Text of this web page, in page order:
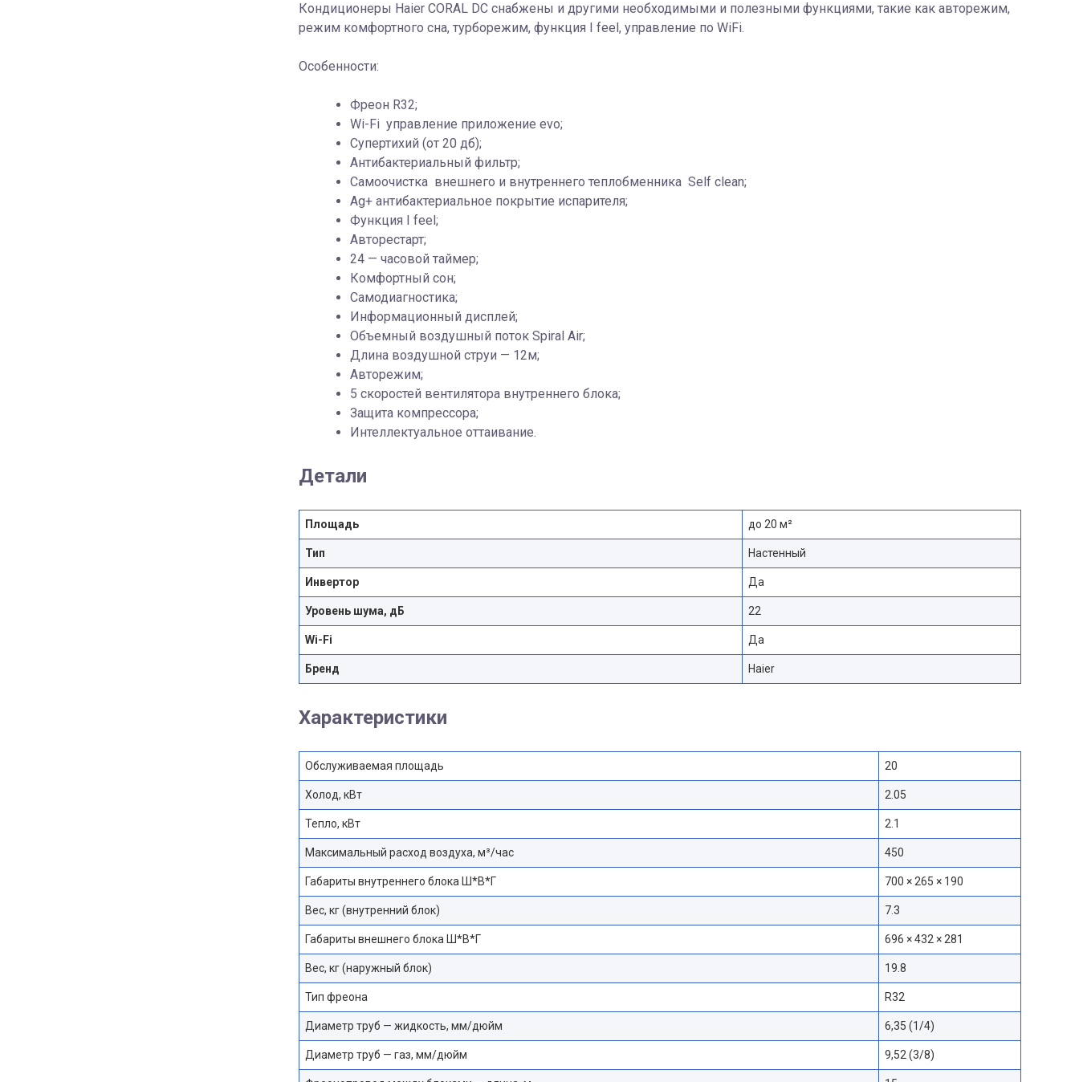
Кондиционеры Haier CORAL DC снабжены и другими необходимыми и полезными функциями, такие как авторежим,
режим комфортного сна, турборежим, функция I feel, управление по WiFi.
Особенности:
Фреон R32;
Wi-Fi управление приложение evo;
Супертихий (от 20 дб);
Антибактериальный фильтр;
Самоочистка внешнего и внутреннего теплобменника Self clean;
Ag+ антибактериальное покрытие испарителя;
Функция I feel;
Авторестарт;
24 — часовой таймер;
Комфортный сон;
Самодиагностика;
Информационный дисплей;
Объемный воздушный поток Spiral Air;
Длина воздушной струи — 12м;
Авторежим;
5 скоростей вентилятора внутреннего блока;
Защита компрессора;
Интеллектуальное оттаивание.
Детали
Площадь до 20 м²
Тип Настенный
Инвертор Да
Уровень шума, дБ 22
Wi-Fi Да
Бренд Haier
Характеристики
Обслуживаемая площадь 20
Холод, кВт 2.05
Тепло, кВт 2.1
Максимальный расход воздуха, м³/час 450
Габариты внутреннего блока Ш*В*Г 700 × 265 × 190
Вес, кг (внутренний блок) 7.3
Габариты внешнего блока Ш*В*Г 696 × 432 × 281
Вес, кг (наружный блок) 19.8
Тип фреона R32
Диаметр труб — жидкость, мм/дюйм 6,35 (1/4)
Диаметр труб — газ, мм/дюйм 9,52 (3/8)